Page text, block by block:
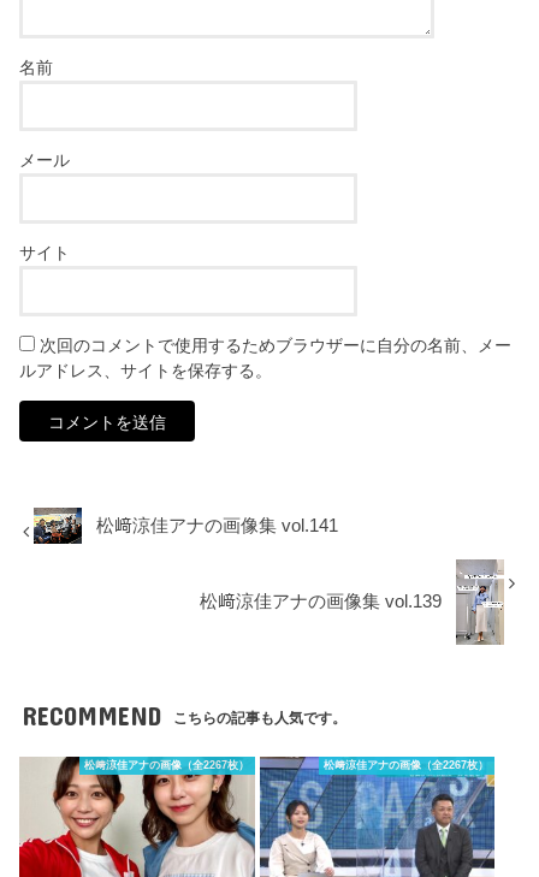
名前
メール
サイト
次回のコメントで使用するためブラウザーに自分の名前、メー
ルアドレス、サイトを保存する。
松﨑涼佳アナの画像集 vol.141
松﨑涼佳アナの画像集 vol.139
RECOMMEND こちらの記事も人気です。
松﨑涼佳アナの画像（全2267枚） 松﨑涼佳アナの画像（全2267枚）